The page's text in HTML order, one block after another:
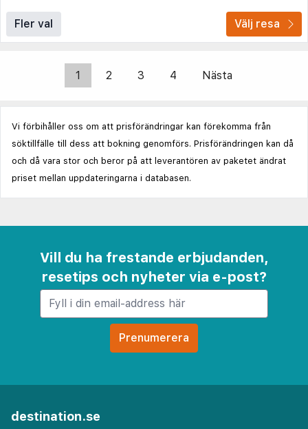
Fler val Välj resa
1 2 3 4 Nästa
Vi förbihåller oss om att prisförändringar kan förekomma från
söktillfälle till dess att bokning genomförs. Prisförändringen kan då
och då vara stor och beror på att leverantören av paketet ändrat
priset mellan uppdateringarna i databasen.
Vill du ha frestande erbjudanden,
resetips och nyheter via e-post?
destination.se